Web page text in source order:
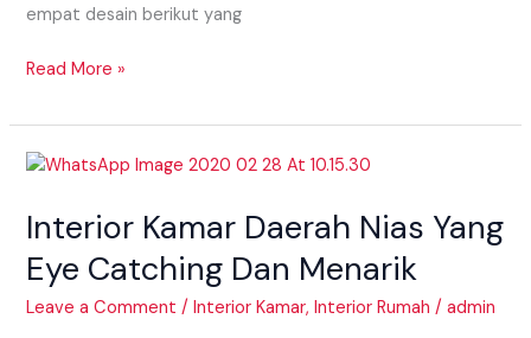
empat desain berikut yang
Read More »
Interior Kamar Daerah Nias Yang
Eye Catching Dan Menarik
Leave a Comment /Interior Kamar,Interior Rumah /admin
Interior
Daerah
Yang
Eye